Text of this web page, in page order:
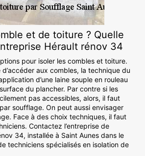
et de toiture ? Quelle
Hérault rénov 34
pour isoler les combles et toiture.
d’accéder aux combles, la technique du
d’une laine souple en rouleau
du plancher. Par contre si les
pas accessibles, alors, il faut
soufflage. On peut aussi envisager
Face à des choix techniques, il faut
Contactez l’entreprise de
34, installée à Saint Aunes dans le
techniciens spécialisés en isolation de